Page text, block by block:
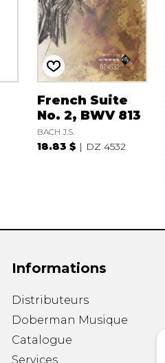
French Suite
No. 2, BWV 813
BACH J.S.
18.83 $ DZ 4532
Informations
Distributeurs
Doberman Musique
Catalogue
Services